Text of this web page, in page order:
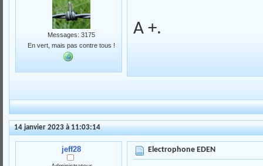
Messages: 3175
En vert, mais pas contre tous !
A +.
14 janvier 2023 à 11:03:14
jeff28 Electrophone EDEN